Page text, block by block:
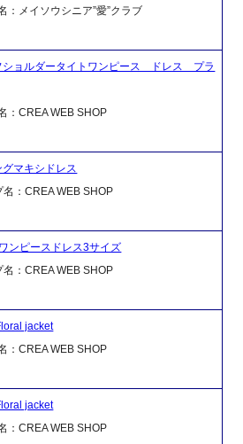
：メイソウシニア”愛”クラブ
ョルダータイトワンピース ドレス プラ
：CREA WEB SHOP
マキシドレス
：CREA WEB SHOP
ンピースドレス3サイズ
：CREA WEB SHOP
jacket
：CREA WEB SHOP
jacket
：CREA WEB SHOP